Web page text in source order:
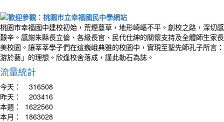
桃園市幸福國中建校初始，荒煙蔓草，地形崎嶇不平。創校之路，深切
艱辛。感謝朱縣長立倫、各級長官、民代仕紳的關懷支持及全體師生家
美校園。讓莘莘學子們在這巍峨典雅的校園中，實現至聖先師孔子所言
游於藝」的理想。欣逢校舍落成，謹此勒石為誌。
流量統計
今天：
316508
昨天：
203416
本週：
1622560
本月：
1863028